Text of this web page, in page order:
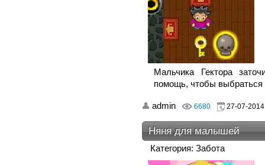
Мальчика Гектора
помощь, чтобы выбраться
admin 6680 27-07-
Няня для малышей
Категория: Забота